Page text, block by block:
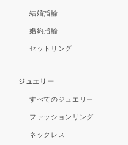
結婚指輪
婚約指輪
セットリング
ジュエリー
すべてのジュエリー
ファッションリング
ネックレス